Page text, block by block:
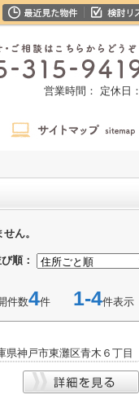
営業時間： 定休日：
ん。
順：
件数4件 1-4件表示
県神戸市東灘区青木６丁目